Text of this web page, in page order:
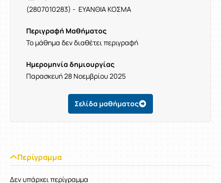
(2807010283) - ΕΥΑΝΘΙΑ ΚΟΣΜΑ
Περιγραφή Μαθήματος
Το μάθημα δεν διαθέτει περιγραφή
Ημερομηνία δημιουργίας
Παρασκευή 28 Νοεμβρίου 2025
Σελίδα μαθήματος
Περίγραμμα
Δεν υπάρχει περίγραμμα